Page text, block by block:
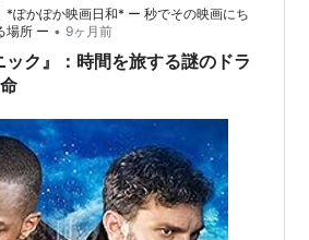
インフィニティ・ウォー（2018）
） 出演
キャプテン・アメリカ（2016） 出
のコード（2016） 出演
*ぽかぽか映画日和* ー 秒でその映画にち
場所 ー • 9ヶ月前
ク』：時間を旅する謎のドラ